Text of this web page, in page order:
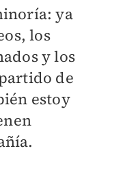
ya
los
y los
de
estoy